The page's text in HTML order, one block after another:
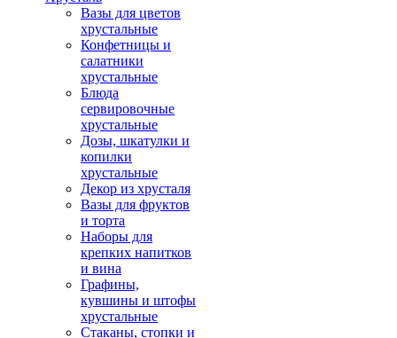
Вазы для цветов
хрустальные
Конфетницы и
салатники
хрустальные
Блюда
сервировочные
хрустальные
Дозы, шкатулки и
копилки
хрустальные
Декор из хрусталя
Вазы для фруктов
и торта
Наборы для
крепких напитков
и вина
Графины,
кувшины и штофы
хрустальные
Стаканы, стопки и